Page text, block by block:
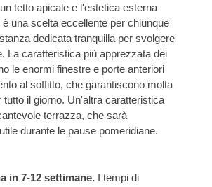
tetto apicale e l'estetica esterna
una scelta eccellente per chiunque
dedicata tranquilla per svolgere
La caratteristica più apprezzata dei
le enormi finestre e porte anteriori
al soffitto, che garantiscono molta
tutto il giorno. Un'altra caratteristica
terrazza, che sarà
durante le pause pomeridiane.
in 7-12 settimane. I tempi di